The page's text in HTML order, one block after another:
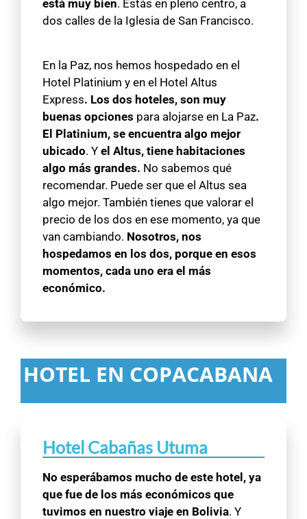
está muy bien. Estás en pleno centro, a
dos calles de la Iglesia de San Francisco.
En la Paz, nos hemos hospedado en el
Hotel Platinium y en el Hotel Altus
Express. Los dos hoteles, son muy
buenas opciones para alojarse en La Paz.
El Platinium, se encuentra algo mejor
ubicado. Y el Altus, tiene habitaciones
algo más grandes. No sabemos qué
recomendar. Puede ser que el Altus sea
algo mejor. También tienes que valorar el
precio de los dos en ese momento, ya que
van cambiando. Nosotros, nos
hospedamos en los dos, porque en esos
momentos, cada uno era el más
económico.
HOTEL EN COPACABANA
Hotel Cabañas Utuma
No esperábamos mucho de este hotel, ya
que fue de los más económicos que
tuvimos en nuestro viaje en Bolivia. Y